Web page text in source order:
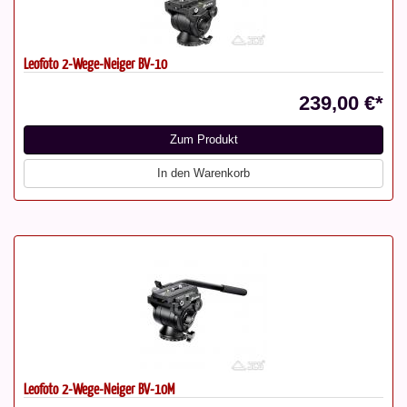
Leofoto 2-Wege-Neiger BV-10
239,00 €*
Zum Produkt
In den Warenkorb
Leofoto 2-Wege-Neiger BV-10M